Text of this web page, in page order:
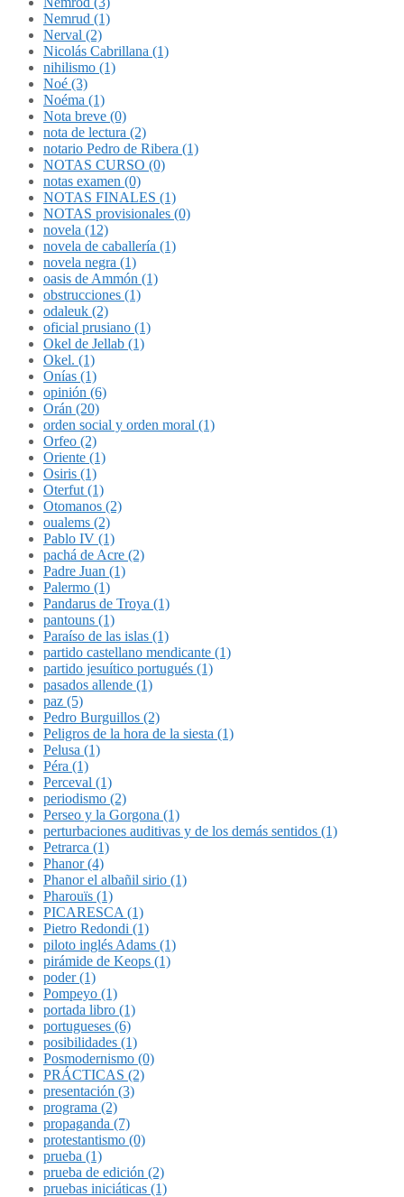
Nemrud (1)
Nerval (2)
Nicolás Cabrillana (1)
nihilismo (1)
Noé (3)
Noéma (1)
Nota breve (0)
nota de lectura (2)
notario Pedro de Ribera (1)
NOTAS CURSO (0)
notas examen (0)
NOTAS FINALES (1)
NOTAS provisionales (0)
novela (12)
novela de caballería (1)
novela negra (1)
oasis de Ammón (1)
obstrucciones (1)
odaleuk (2)
oficial prusiano (1)
Okel de Jellab (1)
Okel. (1)
Onías (1)
opinión (6)
Orán (20)
orden social y orden moral (1)
Orfeo (2)
Oriente (1)
Osiris (1)
Oterfut (1)
Otomanos (2)
oualems (2)
Pablo IV (1)
pachá de Acre (2)
Padre Juan (1)
Palermo (1)
Pandarus de Troya (1)
pantouns (1)
Paraíso de las islas (1)
partido castellano mendicante (1)
partido jesuítico portugués (1)
pasados allende (1)
paz (5)
Pedro Burguillos (2)
Peligros de la hora de la siesta (1)
Pelusa (1)
Péra (1)
Perceval (1)
periodismo (2)
Perseo y la Gorgona (1)
perturbaciones auditivas y de los demás sentidos (1)
Petrarca (1)
Phanor (4)
Phanor el albañil sirio (1)
Pharouïs (1)
PICARESCA (1)
Pietro Redondi (1)
piloto inglés Adams (1)
pirámide de Keops (1)
poder (1)
Pompeyo (1)
portada libro (1)
portugueses (6)
posibilidades (1)
Posmodernismo (0)
PRÁCTICAS (2)
presentación (3)
programa (2)
propaganda (7)
protestantismo (0)
prueba (1)
prueba de edición (2)
pruebas iniciáticas (1)